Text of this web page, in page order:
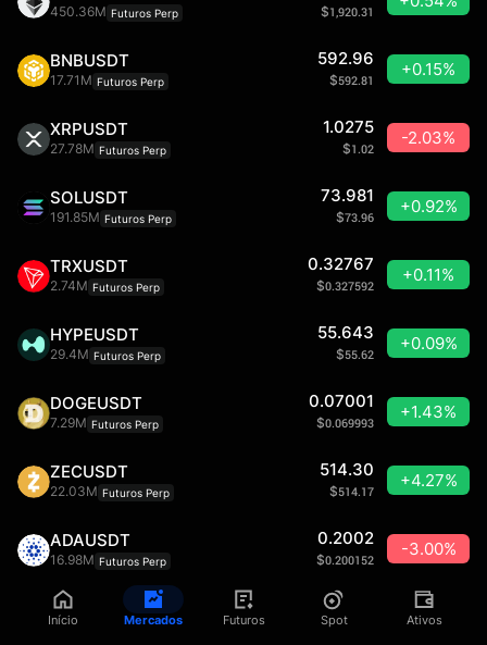
450.36M Futuros Perp $1,920.31
BNBUSDT
17.71M Futuros Perp
592.96
$592.81
+0.15%
XRPUSDT
27.78M Futuros Perp
1.0275
$1.02
-2.03%
SOLUSDT
191.85M Futuros Perp
73.981
$73.96
+0.92%
TRXUSDT
2.74M Futuros Perp
0.32767
$0.327592
+0.11%
HYPEUSDT
29.4M Futuros Perp
55.643
$55.62
+0.09%
DOGEUSDT
7.29M Futuros Perp
0.07001
$0.069993
+1.43%
ZECUSDT
22.03M Futuros Perp
514.30
$514.17
+4.27%
ADAUSDT
16.98M Futuros Perp
0.2002
$0.200152
-3.00%
LINKUSDT
7.88M Futuros Perp
8.302
$
+0.77%
Início Mercados Futuros Spot Ativos